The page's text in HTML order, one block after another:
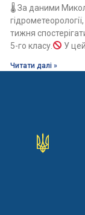
🌡 За даними
тижня
5-го класу.
У
Читати далі »